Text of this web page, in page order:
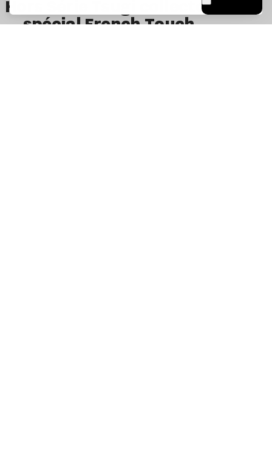
Hors Série Tsugi collector
spécial French Touch